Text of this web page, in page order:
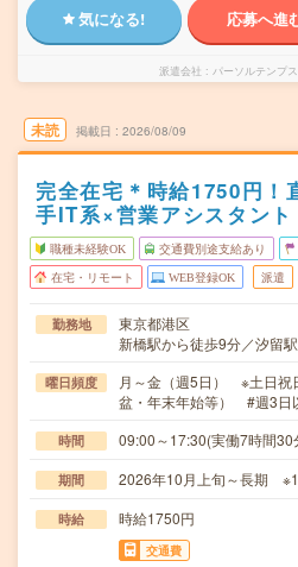
気になる! 応募へ進
派遣会社 パーソルテンプ
未読 掲載日 2026/08/09
完全在宅＊時給1750円！
手IT系×営業アシスタント
職種未経験OK 交通費別途支給あり
在宅・リモート WEB登録OK 派遣
勤務地
東京都港区
新橋駅から徒歩9分／汐留
曜日頻度
月～金（週5日） ※土日祝
盆・年末年始等） #週3日
時間 09:00～17:30(実働7時間
期間 2026年10月上旬～長期
時給 時給1750円
交通費